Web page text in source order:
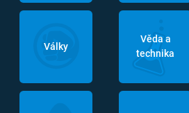
Války
Věda a
technika